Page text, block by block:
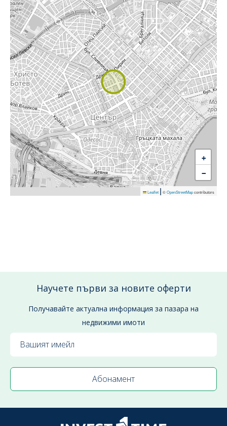
+
−
Leaflet | ©OpenStreetMapcontributors
Научете първи за новите оферти
Получавайте актуална информация за пазара на
недвижими имоти